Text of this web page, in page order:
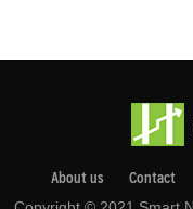
About us Contact